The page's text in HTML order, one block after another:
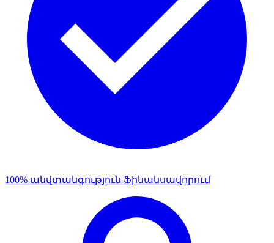
100% անվտանգություն Ֆինանսավորում